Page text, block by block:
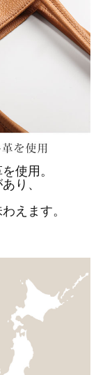
使用。
り、
えます。